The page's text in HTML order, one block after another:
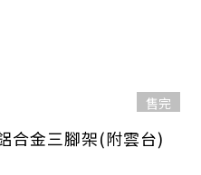
售完
合金三腳架(附雲台)